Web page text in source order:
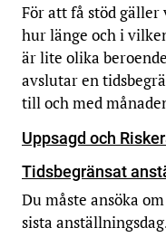
För att få stöd
hur länge och i
är lite olika
avslutar en
till och med
Uppsagd och
Tidsbegränsat
Du måste ansöka
sista